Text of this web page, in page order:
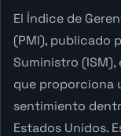
El Índice de
(PMI), publicado
Suministro
que proporciona
sentimiento
Estados Unidos.